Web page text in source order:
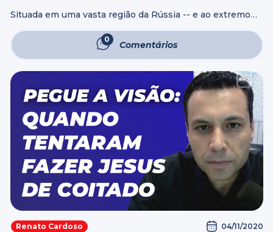
Situada em uma vasta região da Rússia -- e ao extremo
negativas que durante o inverno local, em ondas de frio
extremo, já ...
0 Comentários
Renato Cardoso 04/11/2020